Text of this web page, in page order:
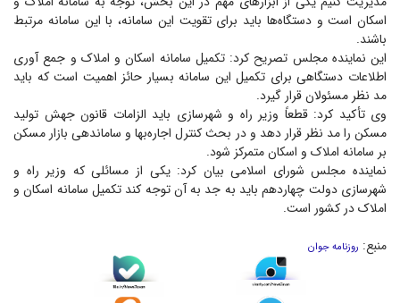
اسکان است و دستگاه‌ها باید برای تقویت این سامانه، با این سامانه مرتبط
باشند.
این نماینده مجلس تصریح کرد: تکمیل سامانه اسکان و املاک و جمع آوری
اطلاعات دستگاهی برای تکمیل این سامانه بسیار حائز اهمیت است که باید
مد نظر مسئولان قرار گیرد.
وی تأکید کرد: قطعاً وزیر راه و شهرسازی باید الزامات قانون جهش تولید
مسکن را مد نظر قرار دهد و در بحث کنترل اجاره‌بها و ساماندهی بازار مسکن
بر سامانه املاک و اسکان متمرکز شود.
نماینده مجلس شورای اسلامی بیان کرد: یکی از مسائلی که وزیر راه و
شهرسازی دولت چهاردهم باید به جد به آن توجه کند تکمیل سامانه اسکان و
املاک در کشور است.
منبع: روزنامه جوان